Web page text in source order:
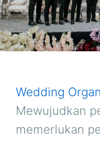
Wedding
Mewujudkan
memerlukan